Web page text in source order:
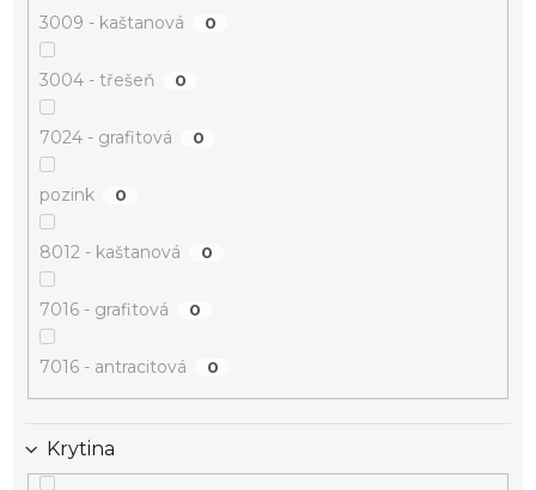
3009 - kaštanová 0
3004 - třešeň 0
7024 - grafitová 0
pozink 0
8012 - kaštanová 0
7016 - grafitová 0
7016 - antracitová 0
Krytina